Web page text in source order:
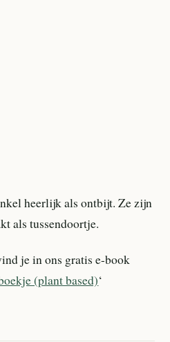
heerlijk als ontbijt. Ze zijn
als tussendoortje.
je in ons gratis e-book
(plant based)‘